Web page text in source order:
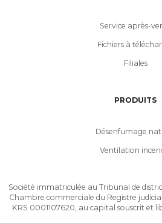
Service après-
Fichiers à
Filiales
PRODUITS
Désenfumage
Ventilation
Société immatriculée au Tribunal de
Chambre commerciale du Registre
KRS 0001107620, au capital souscrit et